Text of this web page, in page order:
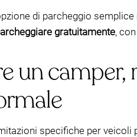
di parcheggio
gratuitamente, con
un
specifiche per veicoli